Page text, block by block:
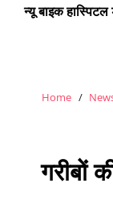
न्यू बाइक
Home
गरीबों